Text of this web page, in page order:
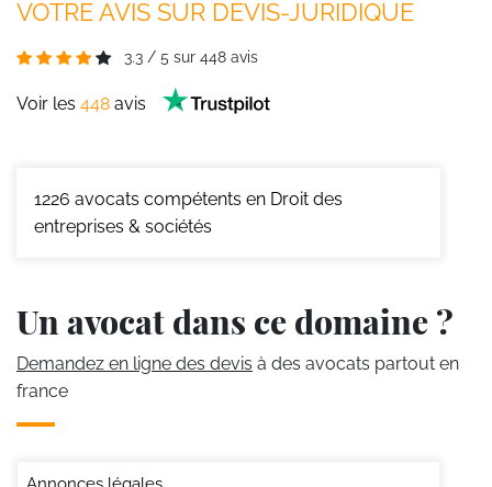
VOTRE AVIS SUR DEVIS-JURIDIQUE
3.3 / 5 sur 448 avis
Voir les 448 avis
1226 avocats compétents en Droit des
entreprises & sociétés
Un avocat dans ce domaine ?
Demandez en ligne des devis à des avocats partout en
france